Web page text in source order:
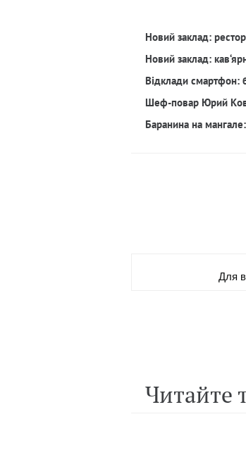
Новий заклад:
Новий заклад:
Відклади смартфон:
Шеф-повар Юрий
Баранина на
Для
Читайте